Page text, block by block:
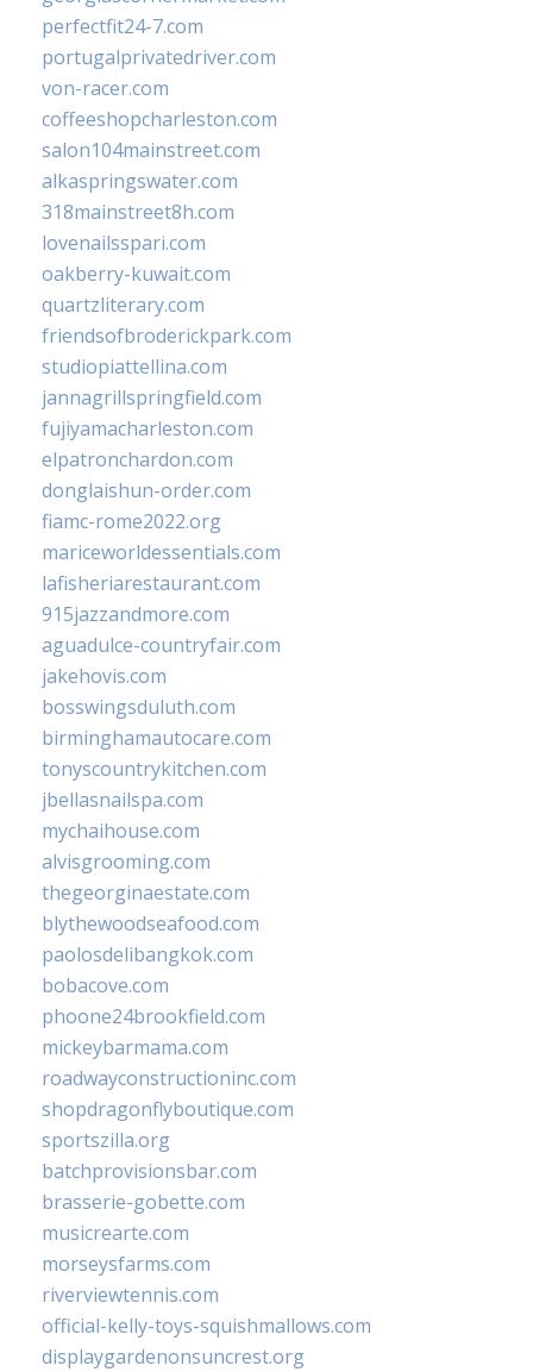
perfectfit24-7.com
portugalprivatedriver.com
von-racer.com
coffeeshopcharleston.com
salon104mainstreet.com
alkaspringswater.com
318mainstreet8h.com
lovenailsspari.com
oakberry-kuwait.com
quartzliterary.com
friendsofbroderickpark.com
studiopiattellina.com
jannagrillspringfield.com
fujiyamacharleston.com
elpatronchardon.com
donglaishun-order.com
fiamc-rome2022.org
mariceworldessentials.com
lafisheriarestaurant.com
915jazzandmore.com
aguadulce-countryfair.com
jakehovis.com
bosswingsduluth.com
birminghamautocare.com
tonyscountrykitchen.com
jbellasnailspa.com
mychaihouse.com
alvisgrooming.com
thegeorginaestate.com
blythewoodseafood.com
paolosdelibangkok.com
bobacove.com
phoone24brookfield.com
mickeybarmama.com
roadwayconstructioninc.com
shopdragonflyboutique.com
sportszilla.org
batchprovisionsbar.com
brasserie-gobette.com
musicrearte.com
morseysfarms.com
riverviewtennis.com
official-kelly-toys-squishmallows.com
displaygardenonsuncrest.org